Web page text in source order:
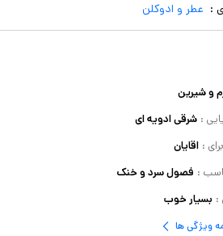
: عطر و ادوکلن
و شیرین
: شرقی ادویه ای
: اقایان
: فصول سرد و خنک
: بسیار خوب
ویژگی ها